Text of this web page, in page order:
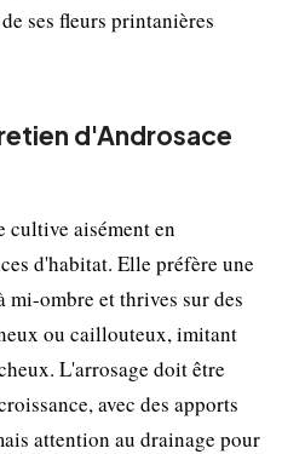
ses fleurs printanières
d'Androsace
cultive aisément en
d'habitat. Elle préfère une
ombre et thrives sur des
ou caillouteux, imitant
L'arrosage doit être
avec des apports
attention au drainage pour